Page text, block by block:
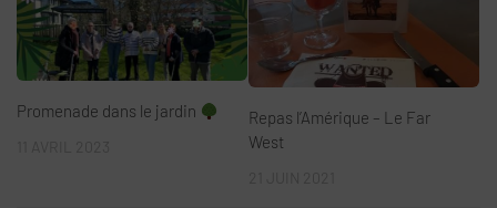
Promenade dans le jardin
Repas l’Amérique – Le Far
West